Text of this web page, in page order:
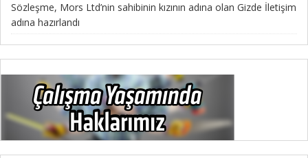
Sözleşme, Mors Ltd’nin sahibinin kızının adına olan Gizde İletişim
adına hazırlandı